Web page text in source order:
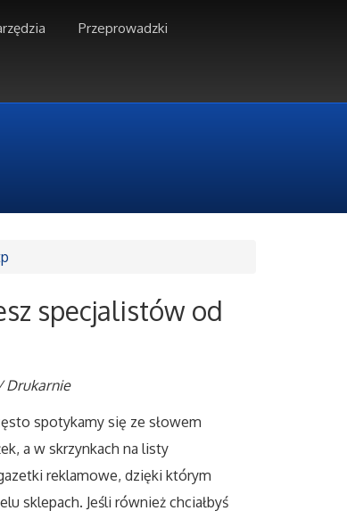
Przeprowadzki
specjalistów od
Drukarnie
spotykamy się ze słowem
a w skrzynkach na listy
reklamowe, dzięki którym
sklepach. Jeśli również chciałbyś